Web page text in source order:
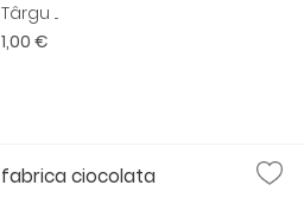
Târgu ...
1,00 €
fabrica ciocolata